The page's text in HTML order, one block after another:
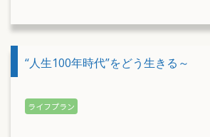
“人生100年時代”をどう生きる～